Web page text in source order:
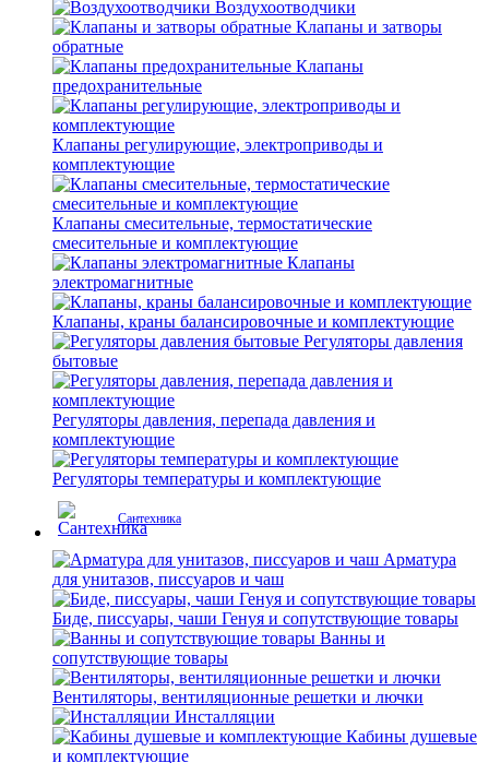
Воздухоотводчики
Клапаны и затворы
обратные
Клапаны
предохранительные
Клапаны регулирующие, электроприводы и
комплектующие
Клапаны смесительные, термостатические
смесительные и комплектующие
Клапаны
электромагнитные
Клапаны, краны балансировочные и комплектующие
Регуляторы давления
бытовые
Регуляторы давления, перепада давления и
комплектующие
Регуляторы температуры и комплектующие
Сантехника
Арматура
для унитазов, писсуаров и чаш
Биде, писсуары, чаши Генуя и сопутствующие товары
Ванны и
сопутствующие товары
Вентиляторы, вентиляционные решетки и лючки
Инсталляции
Кабины душевые
и комплектующие